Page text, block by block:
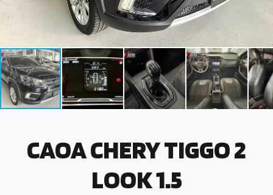
CAOA CHERY TIGGO 2
LOOK 1.5